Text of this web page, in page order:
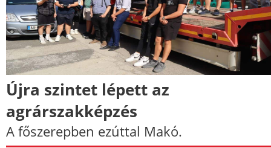
Újra szintet lépett az
agrárszakképzés
A főszerepben ezúttal Makó.